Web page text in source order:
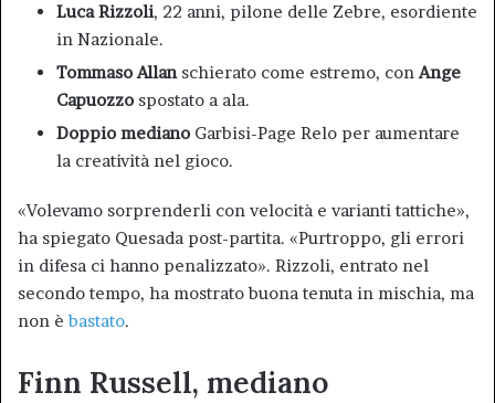
Luca Rizzoli, 22 anni, pilone delle Zebre, esordiente
in Nazionale.
Tommaso Allanschierato come estremo, conAnge
Capuozzo spostato a ala.
Doppio mediano Garbisi-Page Relo per aumentare
la creatività nel gioco.
«Volevamo sorprenderli con velocità e varianti tattiche»,
ha spiegato Quesada post-partita. «Purtroppo, gli errori
in difesa ci hanno penalizzato». Rizzoli, entrato nel
secondo tempo, ha mostrato buona tenuta in mischia, ma
non èbastato.
Finn Russell, mediano